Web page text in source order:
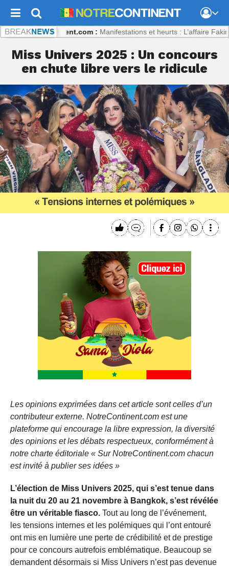
Notrecontinent.com : Manifestations et heurts : L’affaire Fakir divise
Miss Univers 2025 : Un concours
en chute libre vers le ridicule
Les opinions exprimées dans cet article sont celles d’un
contributeur externe. NotreContinent.com est une
plateforme qui encourage la libre expression, la diversité
des opinions et les débats respectueux, conformément à
notre charte éditoriale « Sur NotreContinent.com chacun
est invité à publier ses idées »
L’élection de Miss Univers 2025, qui s’est tenue dans
la nuit du 20 au 21 novembre à Bangkok, s’est révélée
être un véritable fiasco. Tout au long de l’événement,
les tensions internes et les polémiques qui l’ont entouré
ont mis en lumière une perte de crédibilité et de prestige
pour ce concours autrefois emblématique. Beaucoup se
demandent désormais si Miss Univers n’est pas devenue